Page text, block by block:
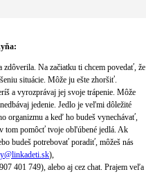
zdôverila. Na začiatku ti chcem povedať, že
situácie. Môže ju ešte zhoršiť.
a vyrozprávaj jej svoje trápenie. Môže
jedenie. Jedlo je veľmi dôležité
organizmu a keď ho budeš vynechávať,
tom pomôcť tvoje obľúbené jedlá. Ak
budeš potrebovať poradiť, môžeš nás
linkadeti.sk),
401 749), alebo aj cez chat. Prajem veľa